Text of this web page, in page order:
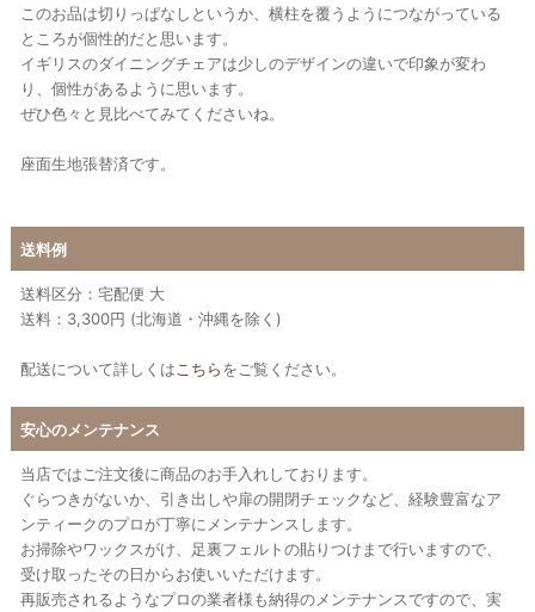
このお品は切りっぱなしというか、横柱を覆うようにつながっている
ところが個性的だと思います。
イギリスのダイニングチェアは少しのデザインの違いで印象が変わ
り、個性があるように思います。
ぜひ色々と見比べてみてくださいね。
座面生地張替済です。
送料例
送料区分：宅配便 大
送料：3,300円 (北海道・沖縄を除く)
配送について詳しくは こちらをご覧ください。
安心のメンテナンス
当店ではご注文後に商品のお手入れしております。
ぐらつきがないか、引き出しや扉の開閉チェックなど、経験豊富なア
ンティークのプロが丁寧にメンテナンスします。
お掃除やワックスがけ、足裏フェルトの貼りつけまで行いますので、
受け取ったその日からお使いいただけます。
再販売されるようなプロの業者様も納得のメンテナンスですので、実